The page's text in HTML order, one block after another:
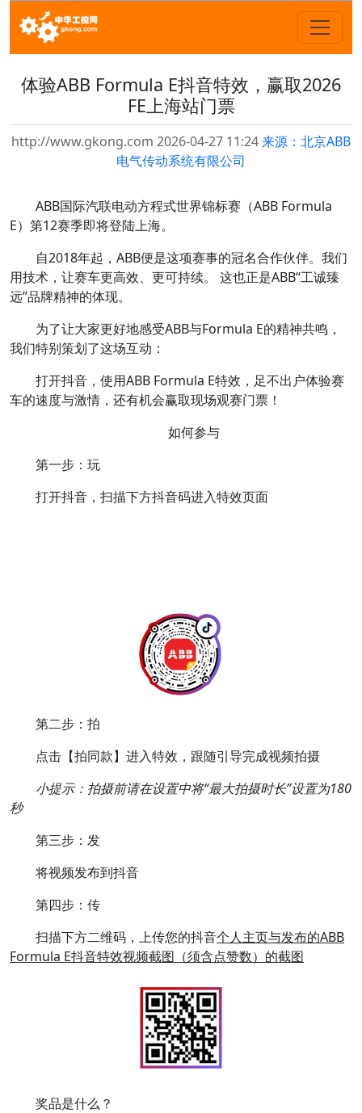
体验ABB Formula E抖音特效，赢取2026
FE上海站门票
http://www.gkong.com 2026-04-27 11:24来源：北京ABB
电气传动系统有限公司
ABB国际汽联电动方程式世界锦标赛（ABB Formula
E）第12赛季即将登陆上海。
自2018年起，ABB便是这项赛事的冠名合作伙伴。我们
用技术，让赛车更高效、更可持续。 这也正是ABB“工诚臻
远”品牌精神的体现。
为了让大家更好地感受ABB与Formula E的精神共鸣，
我们特别策划了这场互动：
打开抖音，使用ABB Formula E特效，足不出户体验赛
车的速度与激情，还有机会赢取现场观赛门票！
如何参与
第一步：玩
打开抖音，扫描下方抖音码进入特效页面
第二步：拍
点击【拍同款】进入特效，跟随引导完成视频拍摄
小提示：拍摄前请在设置中将“最大拍摄时长”设置为180
秒
第三步：发
将视频发布到抖音
第四步：传
扫描下方二维码，上传您的抖音个人主页与发布的ABB
Formula E抖音特效视频截图（须含点赞数）的截图
奖品是什么？